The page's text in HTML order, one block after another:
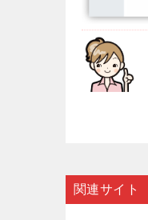
関連サイト